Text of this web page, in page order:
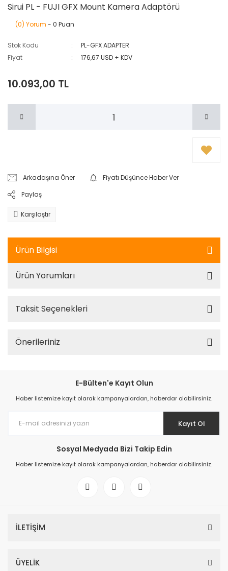
Sirui PL - FUJI GFX Mount Kamera Adaptörü
(0) Yorum - 0 Puan
Stok Kodu
PL-GFX ADAPTER
Fiyat
176,67 USD + KDV
10.093,00 TL
Arkadaşına Öner
Fiyatı Düşünce Haber Ver
Paylaş
Karşılaştır
Ürün Bilgisi
Ürün Yorumları
Taksit Seçenekleri
Önerileriniz
E-Bülten'e Kayıt Olun
Haber listemize kayıt olarak kampanyalardan, haberdar olabilirsiniz.
Kayıt Ol
Sosyal Medyada Bizi Takip Edin
Haber listemize kayıt olarak kampanyalardan, haberdar olabilirsiniz.
İLETİŞİM
ÜYELİK